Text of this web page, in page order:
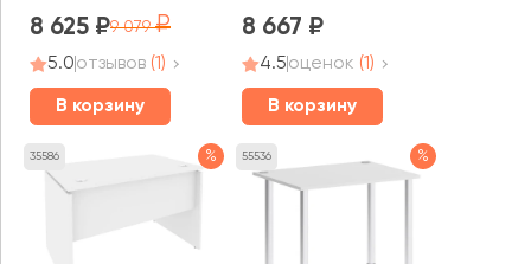
8 625 9 079
5.0отзывов (1)
В корзину
8 667
4.5оценок (1)
В корзину
35586 % 55536 %